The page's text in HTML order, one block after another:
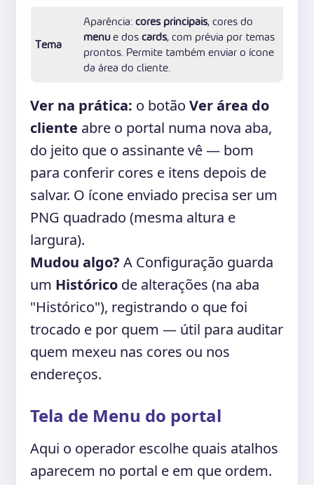
Tema
Aparência:cores principais, cores do
menue doscards, com prévia por temas
prontos. Permite também enviar o ícone
da área do cliente.
Ver na prática: o botão Ver área do
cliente abre o portal numa nova aba,
do jeito que o assinante vê — bom
para conferir cores e itens depois de
salvar. O ícone enviado precisa ser um
PNG quadrado (mesma altura e
largura).
Mudou algo? A Configuração guarda
um Histórico de alterações (na aba
"Histórico"), registrando o que foi
trocado e por quem — útil para auditar
quem mexeu nas cores ou nos
endereços.
Tela de Menu do portal
Aqui o operador escolhe quais atalhos
aparecem no portal e em que ordem.